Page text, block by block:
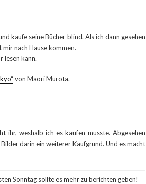
kaufe seine Bücher blind. Als ich dann gesehen
nach Hause kommen.
lesen kann.
von Maori Murota.
ihr, weshalb ich es kaufen musste. Abgesehen
darin ein weiterer Kaufgrund. Und es macht
Sonntag sollte es mehr zu berichten geben!